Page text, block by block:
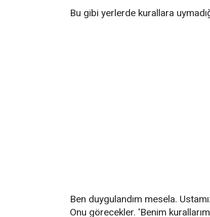
Bu gibi yerlerde kurallara
Ben duygulandım mesela.
Onu görecekler. 'Benim